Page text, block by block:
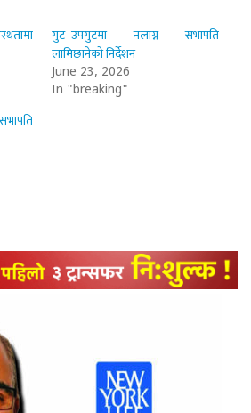
गुट–उपगुटमा नलाग्न सभापति
लामिछानेको निर्देशन
June 23, 2026
In "breaking"